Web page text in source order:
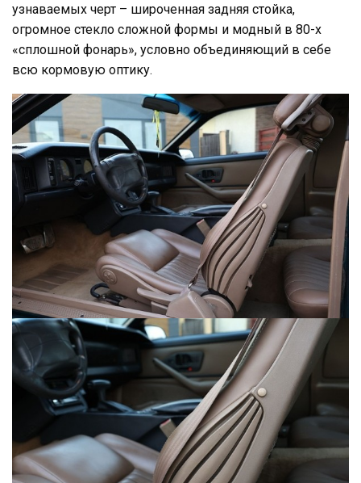
узнаваемых черт – широченная задняя стойка,
огромное стекло сложной формы и модный в 80-х
«сплошной фонарь», условно объединяющий в себе
всю кормовую оптику.